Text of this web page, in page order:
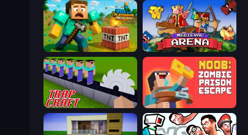
Voxel Playground: Ragdoll Noob Medieval Arena
Trap Craft